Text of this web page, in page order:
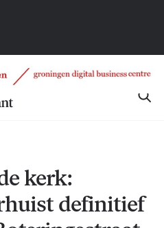
kerk:
definitief